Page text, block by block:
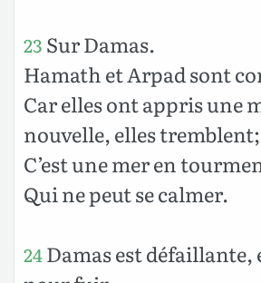
23 Sur Damas.
Hamath et Arpad sont
Car elles ont appris une
nouvelle, elles tremblent;
C’est une mer en
Qui ne peut se calmer.
24Damas est défaillante,